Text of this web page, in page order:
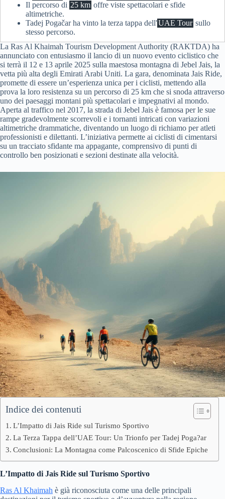
Il percorso di 25 km offre viste spettacolari e sfide
altimetriche.
Tadej Pogačar ha vinto la terza tappa dell'UAE Tour sullo
stesso percorso.
La Ras Al Khaimah Tourism Development Authority (RAKTDA) ha
annunciato con entusiasmo il lancio di un nuovo evento ciclistico che
si terrà il 12 e 13 aprile 2025 sulla maestosa montagna di Jebel Jais, la
vetta più alta degli Emirati Arabi Uniti. La gara, denominata Jais Ride,
promette di essere un’esperienza unica per i ciclisti, mettendo alla
prova la loro resistenza su un percorso di 25 km che si snoda attraverso
uno dei paesaggi montani più spettacolari e impegnativi al mondo.
Aperta al traffico nel 2017, la strada di Jebel Jais è famosa per le sue
rampe gradevolmente scorrevoli e i tornanti intricati con variazioni
altimetriche drammatiche, diventando un luogo di richiamo per atleti
professionisti e dilettanti. L’iniziativa permette ai ciclisti di cimentarsi
su un tracciato sfidante ma appagante, comprensivo di punti di
controllo ben posizionati e sezioni destinate alla velocità.
Indice dei contenuti
L’Impatto di Jais Ride sul Turismo Sportivo
La Terza Tappa dell’UAE Tour: Un Trionfo per Tadej Poga?ar
Conclusioni: La Montagna come Palcoscenico di Sfide Epiche
L’Impatto di Jais Ride sul Turismo Sportivo
Ras Al Khaimah è già riconosciuta come una delle principali